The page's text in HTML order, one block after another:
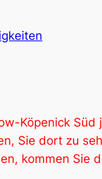
Köpenick
Sie dort zu
kommen Sie